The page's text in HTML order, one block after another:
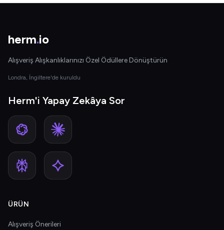
herm.io
Alışveriş Alışkanlıklarınızı Özel Ödüllere Dönüştürün
Londra, İngiltere'de kuruldu
Herm'i Yapay Zekâya Sor
ÜRÜN
Alışveriş Önerileri